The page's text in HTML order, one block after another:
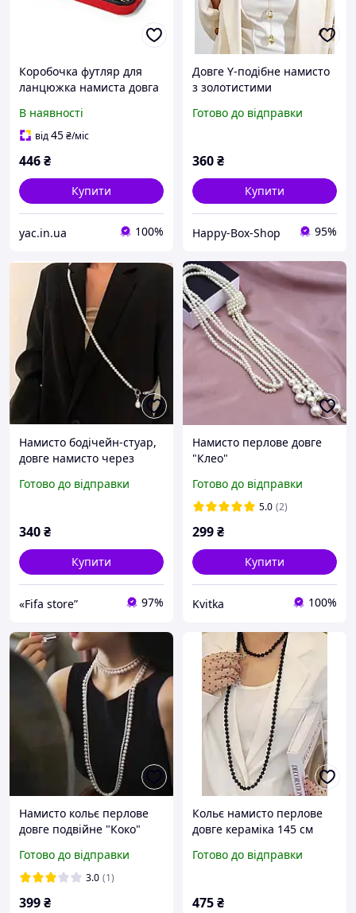
Коробочка футляр для
ланцюжка намиста довга
В наявності
від45₴/міс
446₴
Купити
yac.in.ua 100%
Довге Y-подібне намисто
з золотистими
Drops», 71 см
Готово до відправки
360₴
Купити
Happy-Box-Shop 95%
Намисто бодічейн-стуар,
довге намисто через
прикраса
Готово до відправки
340₴
Купити
«Fifa store” 97%
Намисто перлове довге
"Клео"
Готово до відправки
5.0 (2)
299₴
Купити
Kvitka 100%
Намисто кольє перлове
довге подвійне "Коко"
Готово до відправки
3.0 (1)
399₴
Кольє намисто перлове
довге кераміка 145 см
Готово до відправки
475₴